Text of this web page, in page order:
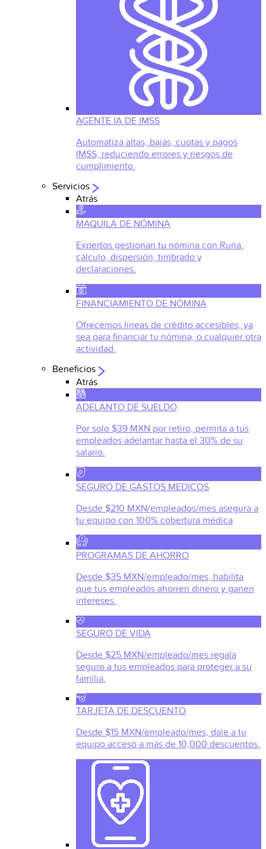
AGENTE IA DE IMSS
Automatiza altas, bajas, cuotas y pagos
IMSS, reduciendo errores y riesgos de
cumplimiento.
Servicios
Atrás
MAQUILA DE NÓMINA
Expertos gestionan tu nómina con Runa:
cálculo, dispersión, timbrado y
declaraciones.
FINANCIAMIENTO DE NÓMINA
Ofrecemos líneas de crédito accesibles, ya
sea para financiar tu nómina, o cualquier otra
actividad.
Beneficios
Atrás
ADELANTO DE SUELDO
Por solo $39 MXN por retiro, permita a tus
empleados adelantar hasta el 30% de su
salario.
SEGURO DE GASTOS MEDICOS
Desde $210 MXN/empleados/mes asegura a
tu equipo con 100% cobertura médica
PROGRAMAS DE AHORRO
Desde $35 MXN/empleado/mes, habilita
que tus empleados ahorren dinero y ganen
intereses.
SEGURO DE VIDA
Desde $25 MXN/empleado/mes regala
seguro a tus empleados para proteger a su
familia.
TARJETA DE DESCUENTO
Desde $15 MXN/empleado/mes, dale a tu
equipo acceso a más de 10,000 descuentos.